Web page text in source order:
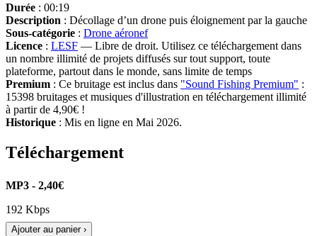
Durée : 00:19
Description : Décollage d’un drone puis éloignement par la gauche
Sous-catégorie : Drone aéronef
Licence : LESF — Libre de droit. Utilisez ce téléchargement dans
un nombre illimité de projets diffusés sur tout support, toute
plateforme, partout dans le monde, sans limite de temps
Premium : Ce bruitage est inclus dans "Sound Fishing Premium" :
15398 bruitages et musiques d'illustration en téléchargement illimité
à partir de 4,90€ !
Historique : Mis en ligne en Mai 2026.
Téléchargement
MP3 - 2,40€
192 Kbps
Ajouter au panier ›